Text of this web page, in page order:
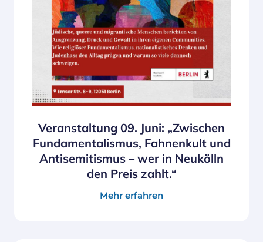
Veranstaltung 09. Juni: „Zwischen
Fundamentalismus, Fahnenkult und
Antisemitismus – wer in Neukölln
den Preis zahlt.“
Mehr erfahren